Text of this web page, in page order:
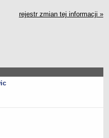
rejestr zmian tej informacji »